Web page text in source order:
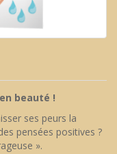
beauté !
ses peurs la
pensées positives ?
».